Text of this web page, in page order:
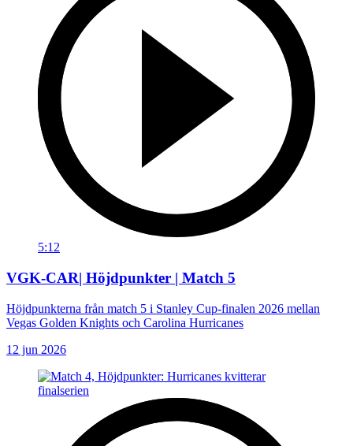
5:12
VGK-CAR| Höjdpunkter | Match 5
Höjdpunkterna från match 5 i Stanley Cup-finalen 2026 mellan
Vegas Golden Knights och Carolina Hurricanes
12 jun 2026